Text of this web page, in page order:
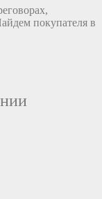
покупателя в